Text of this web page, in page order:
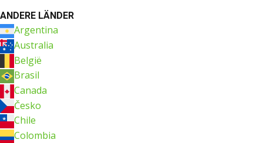
ANDERE LÄNDER
Argentina
Australia
België
Brasil
Canada
Česko
Chile
Colombia